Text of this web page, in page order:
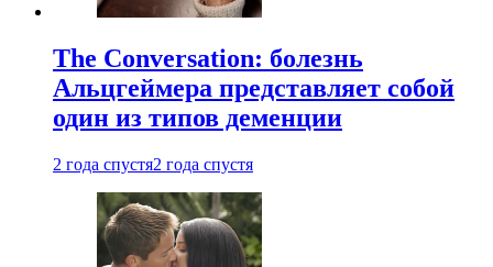
The Conversation: болезнь
Альцгеймера представляет собой
один из типов деменции
2 года спустя2 года спустя